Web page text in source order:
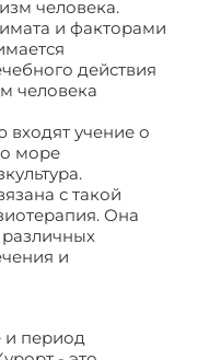
человека.
и факторами
действия
человека
входят учение о
о море
с такой
Она
и
и период